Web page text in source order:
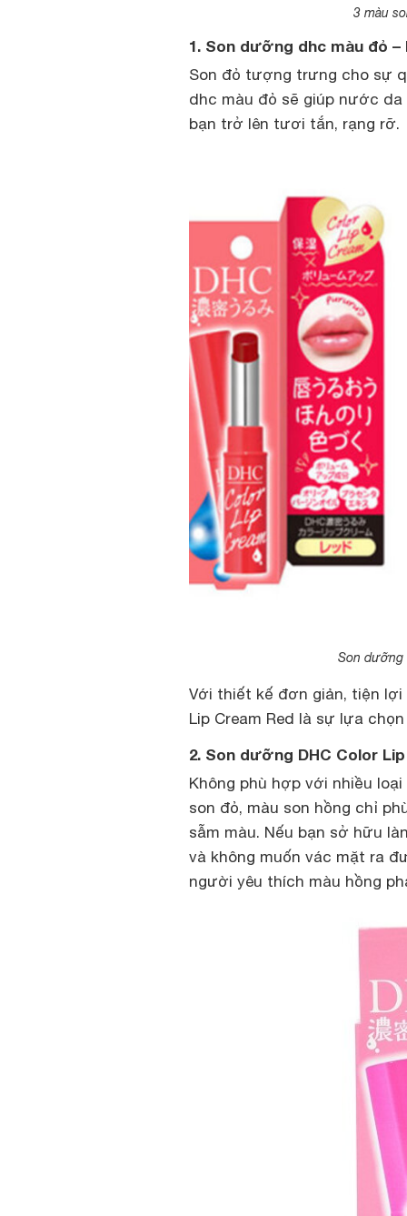
3 màu
1. Son dưỡng dhc màu đỏ –
Son đỏ tượng trưng cho sự
dhc màu đỏ sẽ giúp nước
bạn trở lên tươi tắn, rạng rỡ.
Son dưỡng
Với thiết kế đơn giản, tiện lợi
Lip Cream Red là sự lựa
2. Son dưỡng DHC Color
Không phù hợp với nhiều
son đỏ, màu son hồng chỉ
sẫm màu. Nếu bạn sở hữu
và không muốn vác mặt ra
người yêu thích màu hồng